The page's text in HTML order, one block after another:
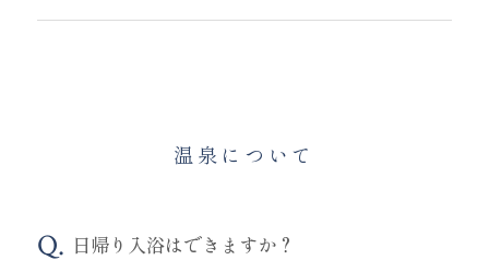
温泉について
日帰り入浴はできますか？